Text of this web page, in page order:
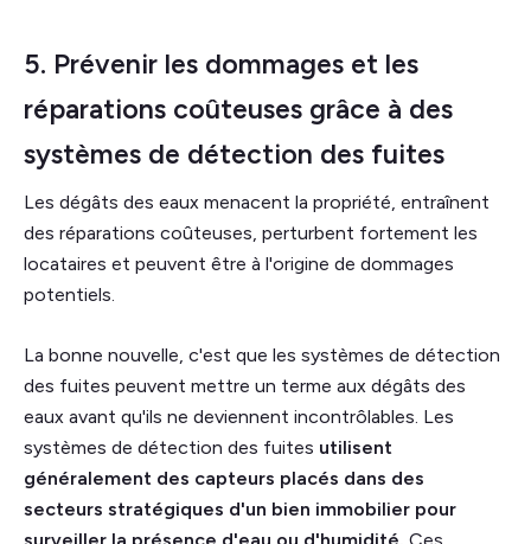
5. Prévenir les dommages et les
réparations coûteuses grâce à des
systèmes de détection des fuites
Les dégâts des eaux menacent la propriété, entraînent
des réparations coûteuses, perturbent fortement les
locataires et peuvent être à l'origine de dommages
potentiels.
La bonne nouvelle, c'est que les systèmes de détection
des fuites peuvent mettre un terme aux dégâts des
eaux avant qu'ils ne deviennent incontrôlables. Les
systèmes de détection des fuites utilisent
généralement des capteurs placés dans des
secteurs stratégiques d'un bien immobilier pour